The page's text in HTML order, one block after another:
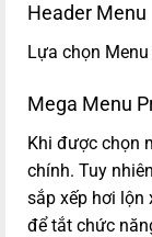
Header Menu
Lựa chọn
Mega Menu
Khi được chọn
chính. Tuy
sắp xếp hơi lộn
để tắt chức